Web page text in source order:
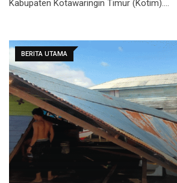
Kabupaten Kotawaringin Timur (Kotim).…
BERITA UTAMA